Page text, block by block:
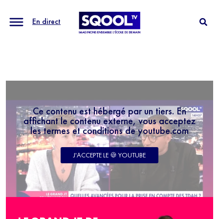
En direct
Ce contenu est hébergé par un tiers. En
affichant le contenu externe, vous acceptez
les termes et conditions de youtube.com
J'ACCEPTE LE 🍪 YOUTUBE